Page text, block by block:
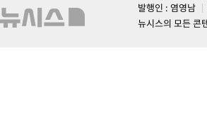
발행인 : 염영남
뉴시스의 모든